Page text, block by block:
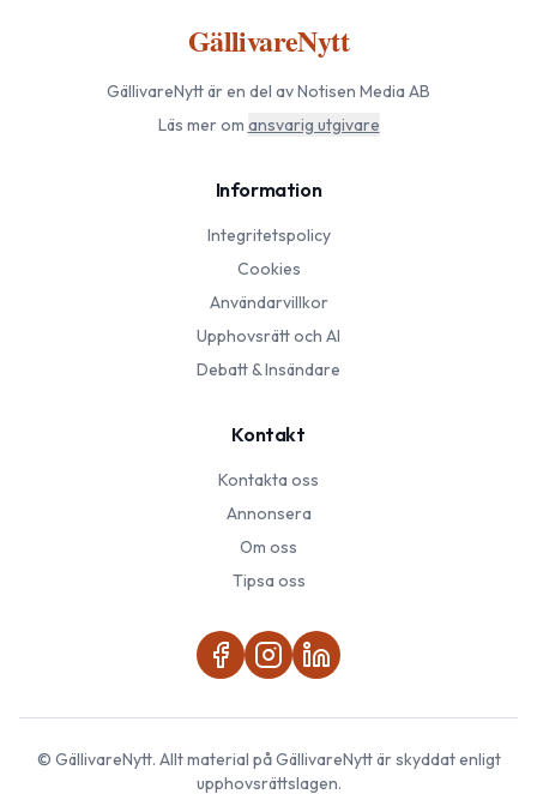
GällivareNytt
GällivareNyttär en del av Notisen Media AB
Läs mer om ansvarig utgivare
Information
Integritetspolicy
Cookies
Användarvillkor
Upphovsrätt och AI
Debatt & Insändare
Kontakt
Kontakta oss
Annonsera
Om oss
Tipsa oss
© GällivareNytt. Allt material påGällivareNyttär skyddat enligt
upphovsrättslagen.